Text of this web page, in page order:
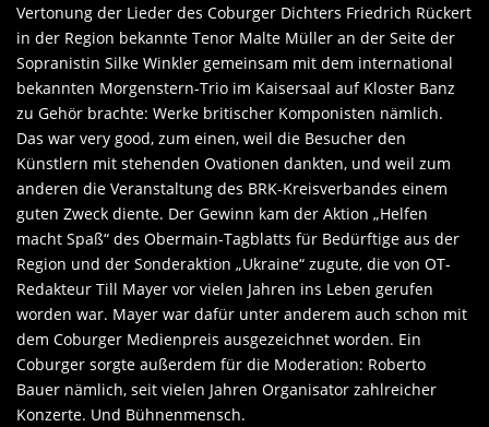
Vertonung der Lieder des Coburger Dichters Friedrich Rückert
in der Region bekannte Tenor Malte Müller an der Seite der
Sopranistin Silke Winkler gemeinsam mit dem international
bekannten Morgenstern-Trio im Kaisersaal auf Kloster Banz
zu Gehör brachte: Werke britischer Komponisten nämlich.
Das war very good, zum einen, weil die Besucher den
Künstlern mit stehenden Ovationen dankten, und weil zum
anderen die Veranstaltung des BRK-Kreisverbandes einem
guten Zweck diente. Der Gewinn kam der Aktion „Helfen
macht Spaß“ des Obermain-Tagblatts für Bedürftige aus der
Region und der Sonderaktion „Ukraine“ zugute, die von OT-
Redakteur Till Mayer vor vielen Jahren ins Leben gerufen
worden war. Mayer war dafür unter anderem auch schon mit
dem Coburger Medienpreis ausgezeichnet worden. Ein
Coburger sorgte außerdem für die Moderation: Roberto
Bauer nämlich, seit vielen Jahren Organisator zahlreicher
Konzerte. Und Bühnenmensch.